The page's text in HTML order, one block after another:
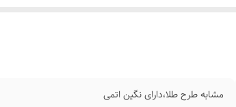
مشابه طرح طلا،دارای نگین اتمی